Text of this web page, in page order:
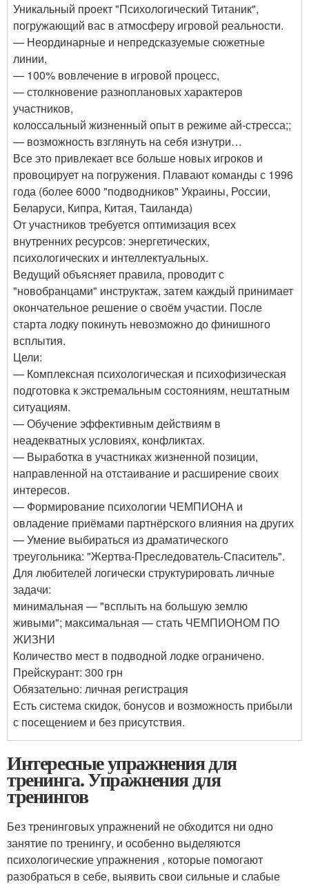
Уникальный проект "Психологический Титаник",
погружающий вас в атмосферу игровой реальности.
— Неординарные и непредсказуемые сюжетные
линии,
— 100% вовлечение в игровой процесс,
— столкновение разноплановых характеров
участников,
колоссальный жизненный опыт в режиме ай-стресса;;
— возможность взглянуть на себя изнутри…
Все это привлекает все больше новых игроков и
провоцирует на погружения. Плавают команды с 1996
года (более 6000 "подводников" Украины, России,
Беларуси, Кипра, Китая, Таиланда)
От участников требуется оптимизация всех
внутренних ресурсов: энергетических,
психологических и интеллектуальных.
Ведущий объясняет правила, проводит с
"новобранцами" инструктаж, затем каждый принимает
окончательное решение о своём участии. После
старта лодку покинуть невозможно до финишного
всплытия.
Цели:
— Комплексная психологическая и психофизическая
подготовка к экстремальным состояниям, нештатным
ситуациям.
— Обучение эффективным действиям в
неадекватных условиях, конфликтах.
— Выработка в участниках жизненной позиции,
направленной на отстаивание и расширение своих
интересов.
— Формирование психологии ЧЕМПИОНА и
овладение приёмами партнёрского влияния на других
— Умение выбираться из драматического
треугольника: "Жертва-Преследователь-Спаситель".
Для любителей логически структурировать личные
задачи:
минимальная — "всплыть на большую землю
живыми"; максимальная — стать ЧЕМПИОНОМ ПО
ЖИЗНИ
Количество мест в подводной лодке ограничено.
Прейскурант: 300 грн
Обязательно: личная регистрация
Есть система скидок, бонусов и возможность прибыли
с посещением и без присутствия.
Интересные упражнения для
тренинга. Упражнения для
тренингов
Без тренинговых упражнений не обходится ни одно
занятие по тренингу, и особенно выделяются
психологические упражнения , которые помогают
разобраться в себе, выявить свои сильные и слабые